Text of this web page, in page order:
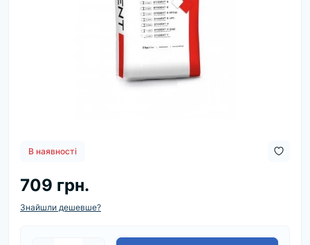
В наявності
709 грн.
Знайшли дешевше?